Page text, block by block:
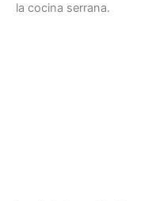
la cocina serrana.